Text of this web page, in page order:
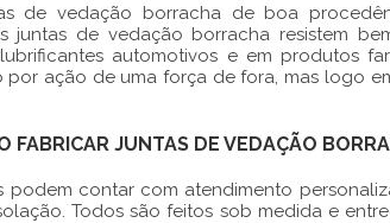
de vedação borrachade boa
juntas de vedação borracha resistem
automotivos e em produtos
ação de uma força de fora, mas logo
FABRICAR JUNTAS DE VEDAÇÃO
podem contar com atendimento
Todos são feitos sob medida e